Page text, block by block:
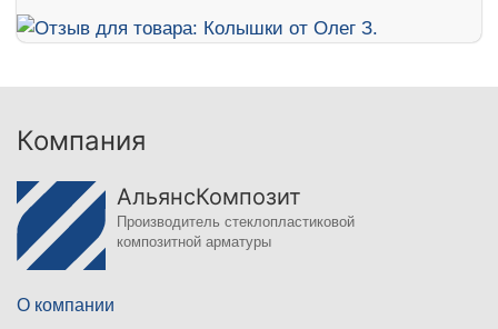
Компания
АльянсКомпозит
Производитель стеклопластиковой
композитной арматуры
О компании